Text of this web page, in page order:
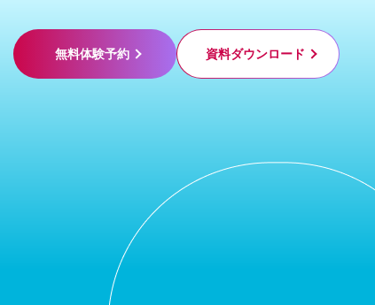
無料体験予約 資料ダウンロード